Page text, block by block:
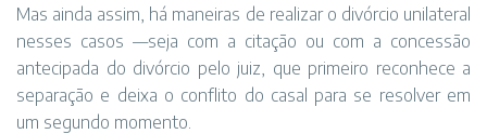
Mas ainda assim, há maneiras de realizar o divórcio unilateral
nesses casos —seja com a citação ou com a concessão
antecipada do divórcio pelo juiz, que primeiro reconhece a
separação e deixa o conflito do casal para se resolver em
um segundo momento.